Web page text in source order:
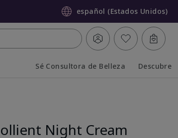
español (Estados Unidos)
Sé Consultora de Belleza Descubre
Night Cream